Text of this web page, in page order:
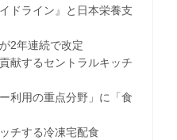
ライン』と日本栄養支
2年連続で改定
するセントラルキッチ
用の重点分野」に「食
する冷凍宅配食